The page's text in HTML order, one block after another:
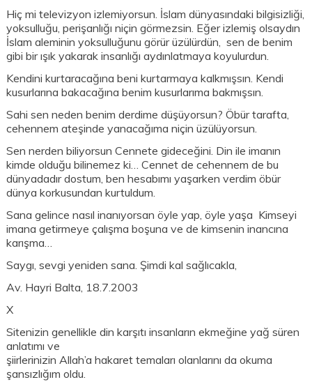
Hiç mi televizyon izlemiyorsun. İslam dünyasındaki bilgisizliği,
yoksulluğu, perişanlığı niçin görmezsin. Eğer izlemiş olsaydın
İslam aleminin yoksulluğunu görür üzülürdün, sen de benim
gibi bir ışık yakarak insanlığı aydınlatmaya koyulurdun.
Kendini kurtaracağına beni kurtarmaya kalkmışsın. Kendi
kusurlarına bakacağına benim kusurlarıma bakmışsın.
Sahi sen neden benim derdime düşüyorsun? Öbür tarafta,
cehennem ateşinde yanacağıma niçin üzülüyorsun.
Sen nerden biliyorsun Cennete gideceğini. Din ile imanın
kimde olduğu bilinemez ki… Cennet de cehennem de bu
dünyadadır dostum, ben hesabımı yaşarken verdim öbür
dünya korkusundan kurtuldum.
Sana gelince nasıl inanıyorsan öyle yap, öyle yaşa Kimseyi
imana getirmeye çalışma boşuna ve de kimsenin inancına
karışma…
Saygı, sevgi yeniden sana. Şimdi kal sağlıcakla,
Av. Hayri Balta, 18.7.2003
X
Sitenizin genellikle din karşıtı insanların ekmeğine yağ süren
anlatımı ve
şiirlerinizin Allah’a hakaret temaları olanlarını da okuma
şansızlığım oldu.